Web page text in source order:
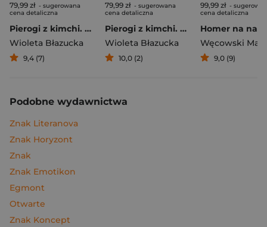
79,99 zł - sugerowana
cena detaliczna
Pierogi z kimchi. Moje ulubione azjatyckie przepisy
Wioleta Błazucka
9,4 (7)
79,99 zł - sugerowana
cena detaliczna
Pierogi z kimchi. Moje ulubione azjatyckie przepisy - książka z autografem
Wioleta Błazucka
10,0 (2)
99,99 zł -
cena detaliczna
Węcowski
9,0 (9)
Podobne wydawnictwa
Znak Literanova
Znak Horyzont
Znak
Znak Emotikon
Egmont
Otwarte
Znak Koncept